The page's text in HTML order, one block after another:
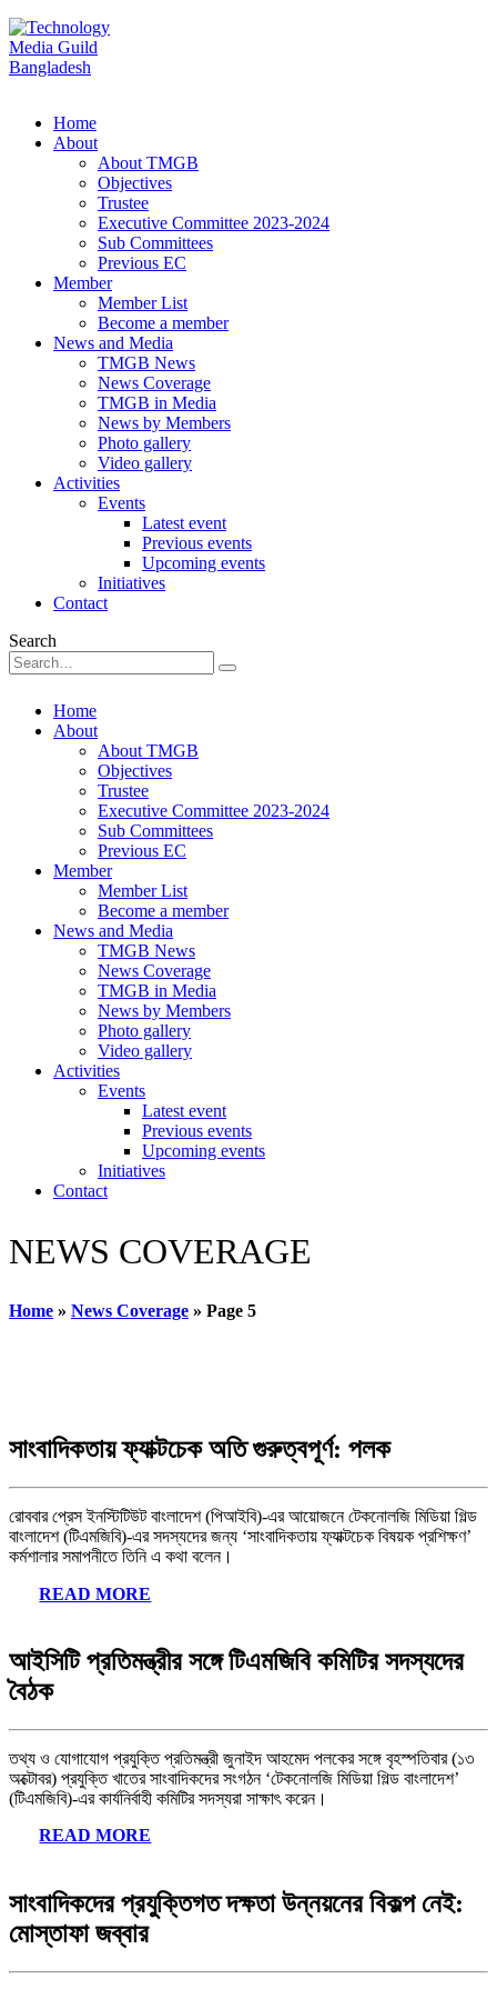
Home
About
About TMGB
Objectives
Trustee
Executive Committee 2023-2024
Sub Committees
Previous EC
Member
Member List
Become a member
News and Media
TMGB News
News Coverage
TMGB in Media
News by Members
Photo gallery
Video gallery
Activities
Events
Latest event
Previous events
Upcoming events
Initiatives
Contact
Search
Home
About
About TMGB
Objectives
Trustee
Executive Committee 2023-2024
Sub Committees
Previous EC
Member
Member List
Become a member
News and Media
TMGB News
News Coverage
TMGB in Media
News by Members
Photo gallery
Video gallery
Activities
Events
Latest event
Previous events
Upcoming events
Initiatives
Contact
NEWS COVERAGE
Home » News Coverage » Page 5
সাংবাদিকতায় ফ্যাক্টচেক অতি গুরুত্বপূর্ণ: পলক
রোববার প্রেস ইনস্টিটিউট বাংলাদেশ (পিআইবি)-এর আয়োজনে টেকনোলজি মিডিয়া গিল্ড
বাংলাদেশ (টিএমজিবি)-এর সদস্যদের জন্য ‘সাংবাদিকতায় ফ্যাক্টচেক বিষয়ক প্রশিক্ষণ’
কর্মশালার সমাপনীতে তিনি এ কথা বলেন।
READ MORE
আইসিটি প্রতিমন্ত্রীর সঙ্গে টিএমজিবি কমিটির সদস্যদের
বৈঠক
তথ্য ও যোগাযোগ প্রযুক্তি প্রতিমন্ত্রী জুনাইদ আহমেদ পলকের সঙ্গে বৃহস্পতিবার (১৩
অক্টোবর) প্রযুক্তি খাতের সাংবাদিকদের সংগঠন ‘টেকনোলজি মিডিয়া গিল্ড বাংলাদেশ’
(টিএমজিবি)-এর কার্যনির্বাহী কমিটির সদস্যরা সাক্ষাৎ করেন।
READ MORE
সাংবাদিকদের প্রযুক্তিগত দক্ষতা উন্নয়নের বিকল্প নেই:
মোস্তাফা জব্বার